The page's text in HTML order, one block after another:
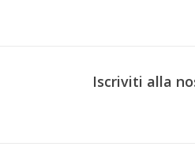
Iscriviti alla